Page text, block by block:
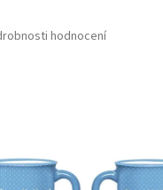
hodnocení